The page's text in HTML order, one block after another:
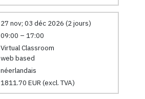
27 nov; 03 déc 2026 (2 jours)
09:00 – 17:00
Virtual Classroom
web based
néerlandais
1811.70 EUR (excl. TVA)